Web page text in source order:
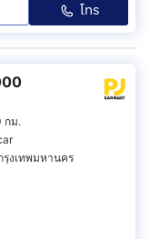
โทร
กม.
งเทพมหานคร